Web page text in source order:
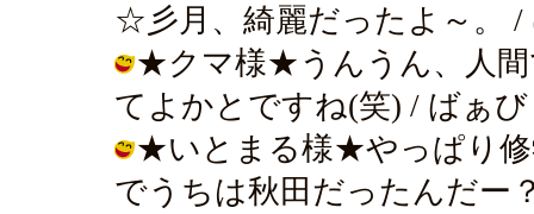
☆彡月、綺麗だったよ～。 /
★クマ様★うんうん、人間
てよかとですね(笑) / ばぁび
★いとまる様★やっぱり修
でうちは秋田だったんだ